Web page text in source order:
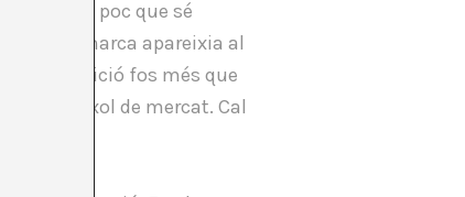
veure. El poc que sé
de la marca apareixia al
exposició fos més que
un nínxol de mercat. Cal